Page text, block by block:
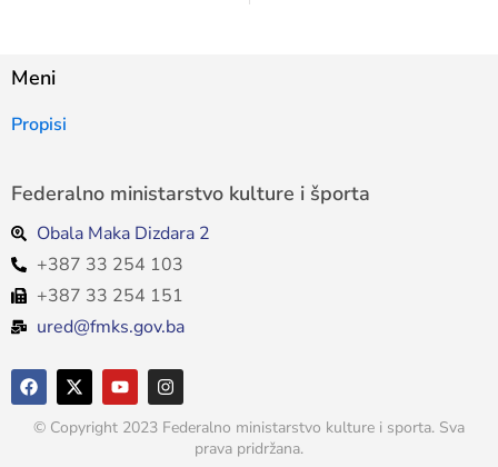
Meni
Propisi
Federalno ministarstvo kulture i športa
Obala Maka Dizdara 2
+387 33 254 103
+387 33 254 151
ured@fmks.gov.ba
© Copyright 2023 Federalno ministarstvo kulture i sporta. Sva
prava pridržana.